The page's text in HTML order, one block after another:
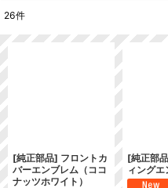
26件
[純正部品] フロントカ
バーエンブレム（ココ
ナッツホワイト）
[純正部
ィング